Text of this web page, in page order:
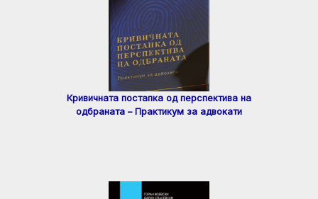
Кривичната постапка од перспектива на
одбраната – Практикум за адвокати